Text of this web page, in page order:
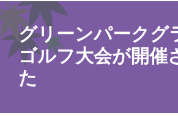
文
グリーンパークグ
ゴルフ大会が開催
た